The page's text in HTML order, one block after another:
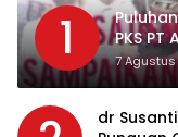
1
PKS PT
7
dr